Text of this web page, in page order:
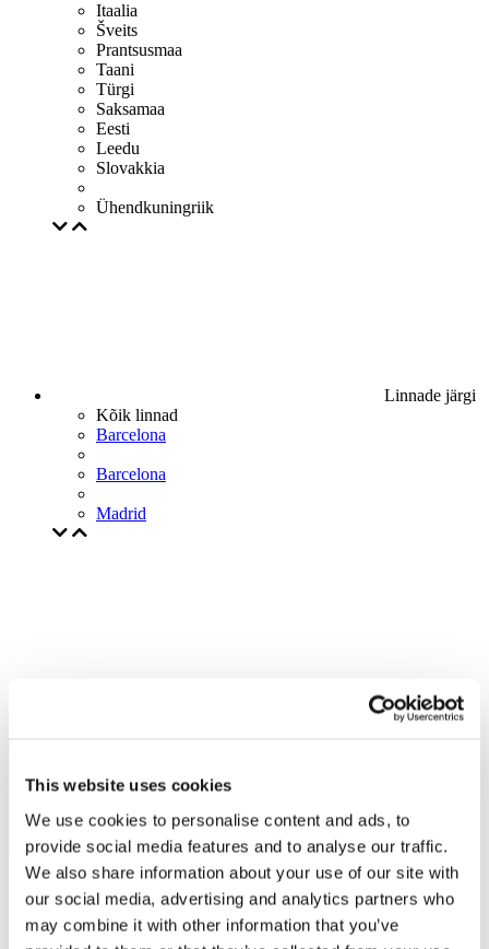
This website uses cookies
We use cookies to personalise content and ads, to
provide social media features and to analyse our traffic.
We also share information about your use of our site with
our social media, advertising and analytics partners who
may combine it with other information that you’ve
Itaalia
Šveits
Prantsusmaa
Taani
Türgi
Saksamaa
Eesti
Leedu
Slovakkia
Ühendkuningriik
Linnade järgi
Kõik linnad
Barcelona
Barcelona
Madrid